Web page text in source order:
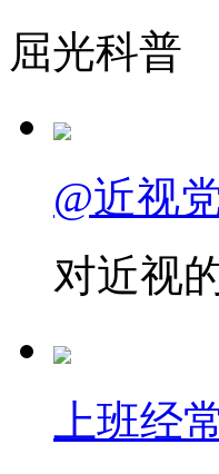
屈光科普
@近视
对近视
上班经